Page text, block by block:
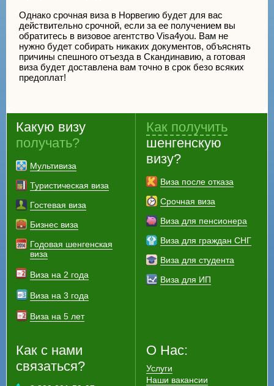
Однако срочная виза в Норвегию будет для вас
действительно срочной, если за ее получением вы
обратитесь в визовое агентство Visa4you. Вам не
нужно будет собирать никаких документов, объяснять
причины спешного отъезда в Скандинавию, а готовая
виза будет доставлена вам точно в срок безо всяких
предоплат!
Какую визу
получать?
Мультивиза
Туристическая виза
Гостевая виза
Бизнес виза
Годовая шенгенская
виза
Виза на 2 года
Виза на 3 года
Виза на 5 лет
Как получить
шенгенскую
визу?
Виза после отказа
Срочная виза
Виза для пенсионера
Виза для граждан СНГ
Виза для студента
Виза для ИП
Как с нами
связаться?
О Нас:
Услуги
Наши вакансии